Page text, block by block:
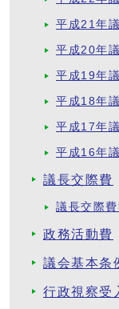
平成21年
平成20年
平成19年
平成18年
平成17年
平成16年
議長交際費
議長交際
政務活動費
議会基本条
行政視察受